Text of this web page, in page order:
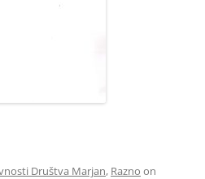
Društva Marjan, Razno on